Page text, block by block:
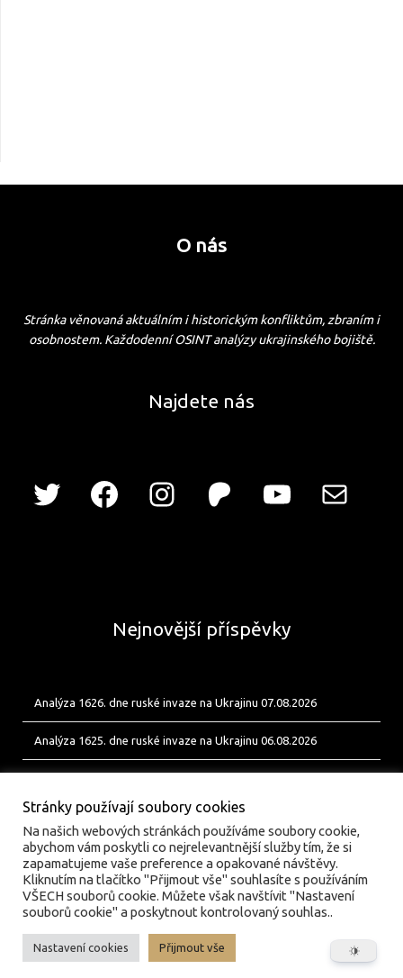
O nás
Stránka věnovaná aktuálním i historickým konfliktům, zbraním i
osobnostem. Každodenní OSINT analýzy ukrajinského bojiště.
Najdete nás
Nejnovější příspěvky
Analýza 1626. dne ruské invaze na Ukrajinu 07.08.2026
Analýza 1625. dne ruské invaze na Ukrajinu 06.08.2026
© valka.online | Vydavatel: Jan Tofl, Plzeň | ISSN 3029-
6420
Stránky používají soubory cookies
Na našich webových stránkách používáme soubory cookie,
abychom vám poskytli co nejrelevantnější služby tím, že si
zapamatujeme vaše preference a opakované návštěvy.
Kliknutím na tlačítko "Přijmout vše" souhlasíte s používáním
VŠECH souborů cookie. Můžete však navštívit "Nastavení
souborů cookie" a poskytnout kontrolovaný souhlas..
Nastavení cookies Přijmout vše